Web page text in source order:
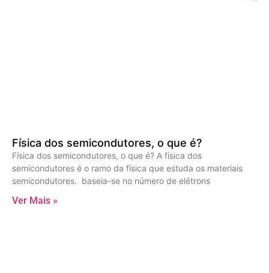
Física dos semicondutores, o que é?
Física dos semicondutores, o que é? A física dos
semicondutores é o ramo da física que estuda os materiais
semicondutores. baseia-se no número de elétrons
Ver Mais »